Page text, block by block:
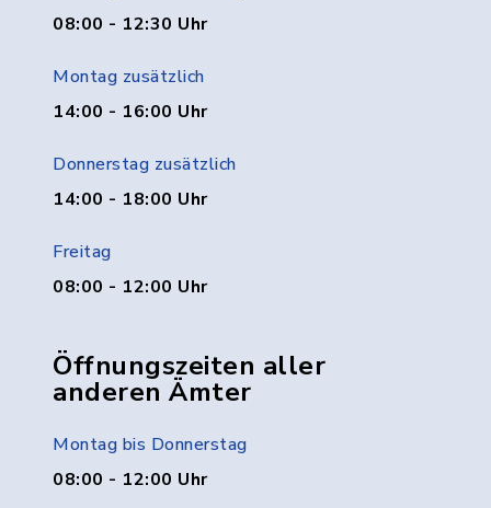
08:00 - 12:30 Uhr
Montag zusätzlich
14:00 - 16:00 Uhr
Donnerstag zusätzlich
14:00 - 18:00 Uhr
Freitag
08:00 - 12:00 Uhr
Öffnungszeiten aller
anderen Ämter
Montag bis Donnerstag
08:00 - 12:00 Uhr